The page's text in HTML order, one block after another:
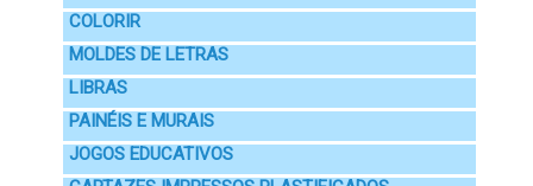
COLORIR
MOLDES DE LETRAS
LIBRAS
PAINÉIS E MURAIS
JOGOS EDUCATIVOS